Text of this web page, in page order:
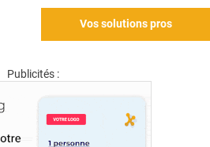
Vos solutions pros
Publicités :